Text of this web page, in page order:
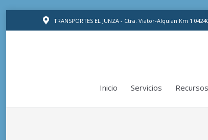
TRANSPORTES EL JUNZA - Ctra. Viator-Alquian Km 1
Inicio Servicios Recursos